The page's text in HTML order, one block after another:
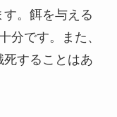
。餌を与える
分です。また、
することはあ